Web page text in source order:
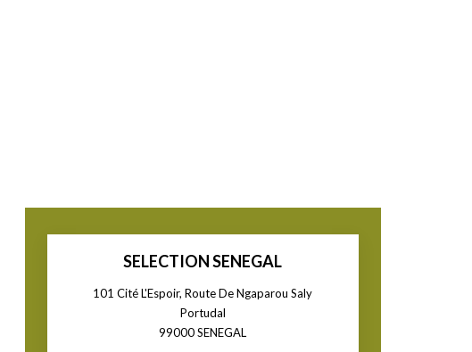
SELECTION SENEGAL
101 Cité L'Espoir, Route De Ngaparou Saly
Portudal
99000SENEGAL